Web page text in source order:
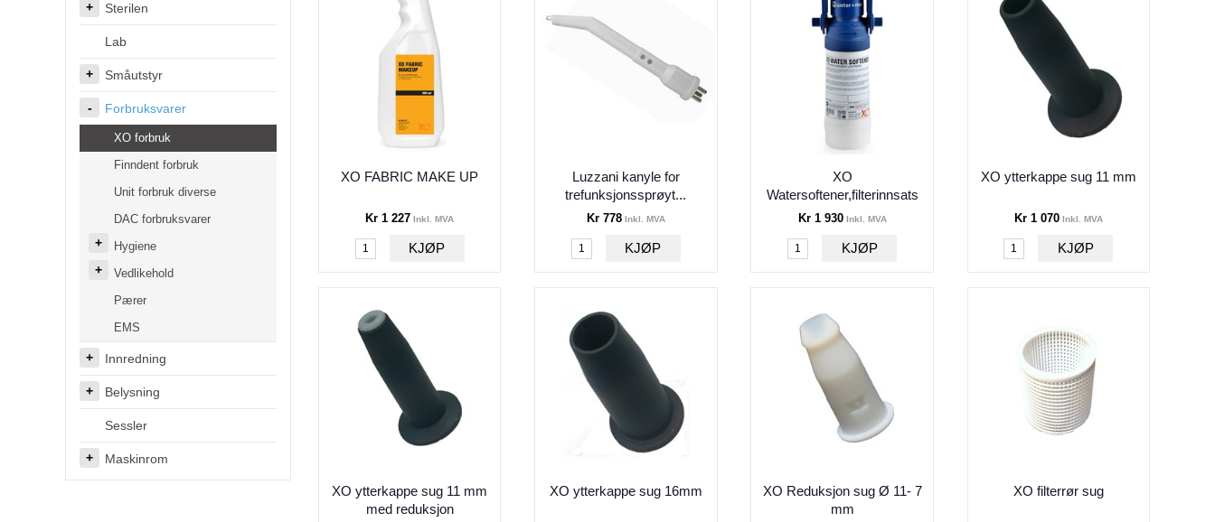
Sterilen
Lab
Småutstyr
Forbruksvarer
XO forbruk
Finndent forbruk
Unit forbruk diverse
DAC forbruksvarer
Hygiene
Vedlikehold
Pærer
EMS
Innredning
Belysning
Sessler
Maskinrom
XO FABRIC MAKE UP
Kr 1 227 Inkl. MVA
Luzzani kanyle for
trefunksjonssprøyt...
Kr 778 Inkl. MVA
XO
Watersoftener,filterinnsats
Kr 1 930 Inkl. MVA
XO ytterkappe sug 11 mm
Kr 1 070 Inkl. MVA
XO ytterkappe sug 11 mm
med reduksjon
XO ytterkappe sug 16mm
XO Reduksjon sug Ø 11- 7
mm
XO filterrør sug